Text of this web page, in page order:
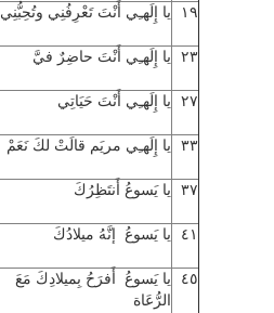
١٩ يا إِلَهـِي أَنْتَ تَعْرِفُنِي وتُحِبُّنِي
٢٣ يا إِلَهـِي أَنْتَ حاضِرٌ فيَّ
٢٧ يا إِلَهـِي أَنْتَ حَيَاتِي
٣٣ يا إِلَهـِي مريَم قالَتْ لكَ نَعَمْ
٣٧ يا يَسوعُ أَنتَظِرُكَ
٤١ يا يَسوعُ إنَّهُ ميلادُكَ
٤٥
يا يَسوعُ أَفرَحُ بِميلادِكَ مَعَ
الرُّعَاة